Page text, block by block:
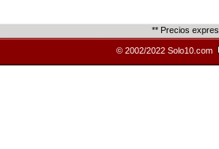
** Precios
© 2002/2022 Solo10.com